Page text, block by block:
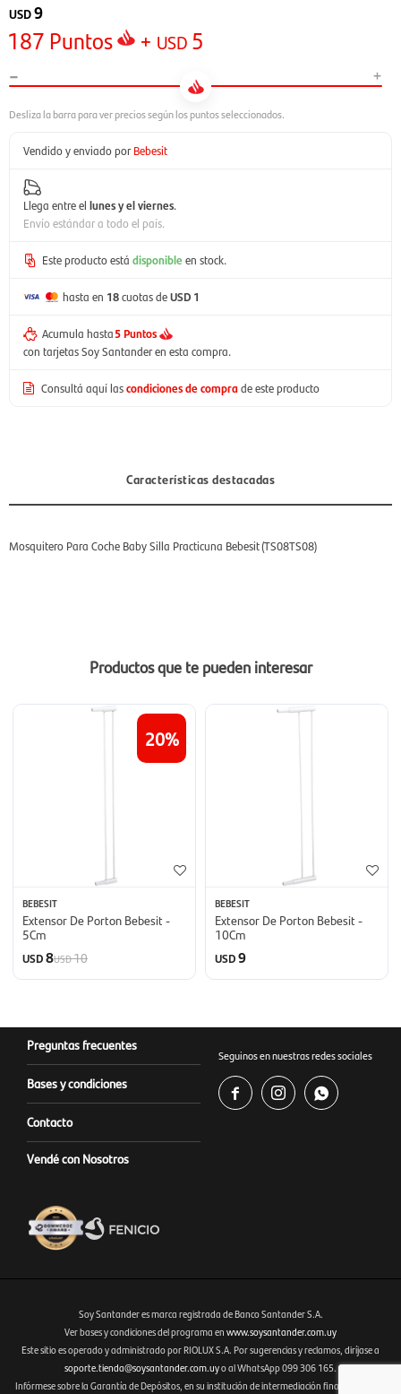
USD9
187 Puntos + USD 5
- +
Vendido y enviado por Bebesit
Llega entre el lunes y el viernes.
Envío estándar a todo el país.
Este producto está disponible en stock.
hasta en 18cuotas deUSD 1
Acumula hasta5 Puntos
con tarjetas Soy Santander en esta compra.
Consultá aquí lascondiciones de comprade este producto
Características destacadas
Mosquitero Para Coche Baby Silla Practicuna Bebesit (TS08TS08)
Productos que te pueden interesar
20
BEBESIT
Extensor De Porton Bebesit -
5Cm
USD8USD10
BEBESIT
Extensor De Porton Bebesit -
10Cm
USD9
Preguntas frecuentes
Bases y condiciones
Contacto
Vendé con Nosotros
Seguinos en nuestras redes sociales
  
Fenicio eCommerce Uruguay
Soy Santander es marca registrada de Banco Santander S.A.
Ver bases y condiciones del programa en www.soysantander.com.uy
Este sitio es operado y administrado por RIOLUX S.A. Por sugerencias y reclamos, diríjase a
soporte.tienda@soysantander.com.uyo al WhatsApp 099 306 165.
Infórmese sobre la Garantía de Depósitos, en su institución de intermediación financiera, en el